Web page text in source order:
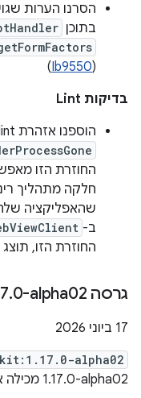
הסרנו הערות
בתוכן
(
Ib9550
)
בדיקות Lint
הוספנו אזהרת lint ל-callback של
החוזרת הזו
חלקה מתהליך
שהאפליקציה
ב-
החוזרת הזו,
גרסה ‎1 .0-alpha02
‫17 ביוני 2026
alpha02
‎1.17.0-alpha02 מכילה את